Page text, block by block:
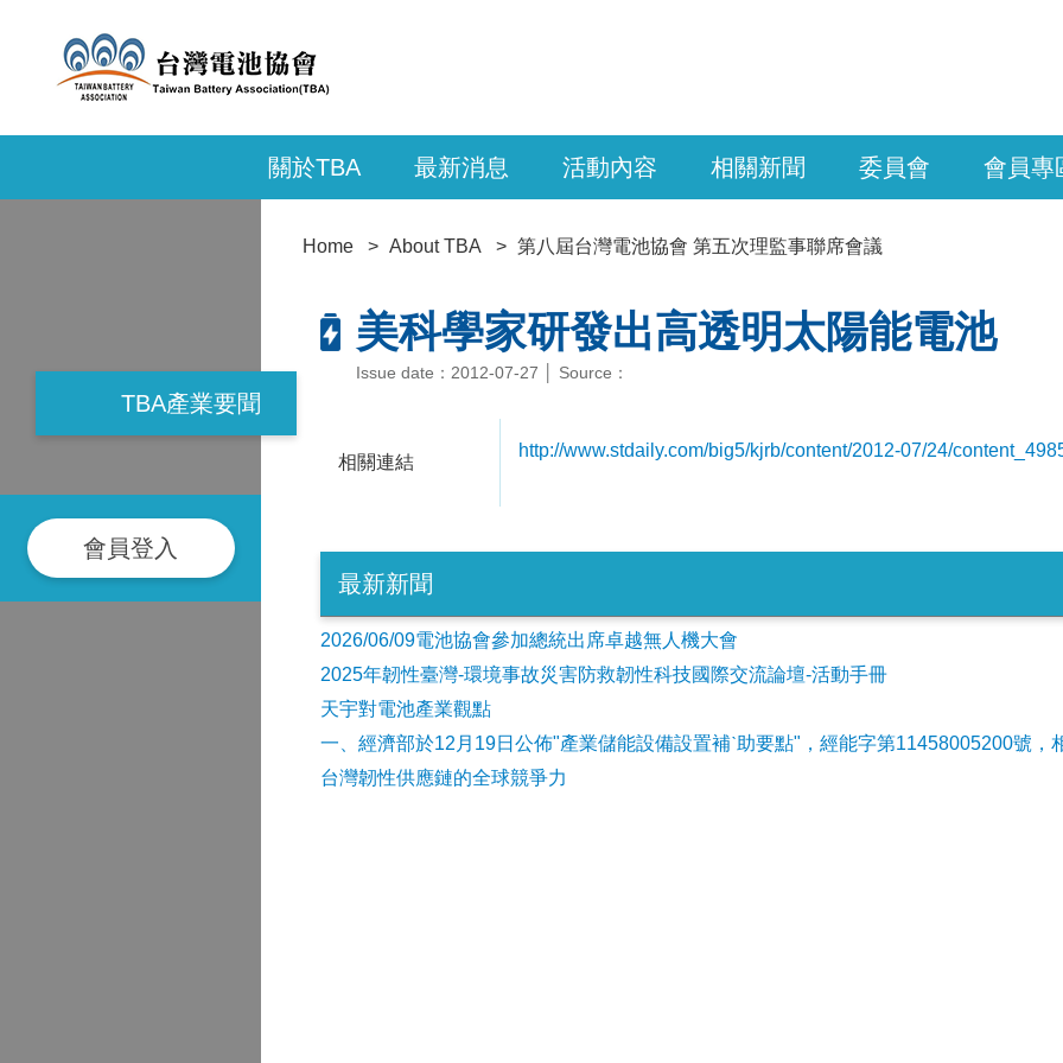
關於TBA 最新消息 活動內容 相關新聞 委員會 會員專
TBA產業要聞
會員登入
Home About TBA 第八屆台灣電池協會 第五次理監事聯席會議
美科學家研發出高透明太陽能電池
Issue date：2012-07-27 │ Source：
相關連結
http://www.stdaily.com/big5/kjrb/content/2012-07/24/
最新新聞
2026/06/09電池協會參加總統出席卓越無人機大會
2025年韌性臺灣-環境事故災害防救韌性科技國際交流論壇-活動手冊
天宇對電池產業觀點
一、經濟部於12月19日公佈"產業儲能設備設置補ˋ助要點"，經能字第11458005200號，
台灣韌性供應鏈的全球競爭力